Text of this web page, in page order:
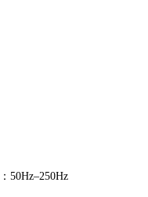
50Hz–250Hz